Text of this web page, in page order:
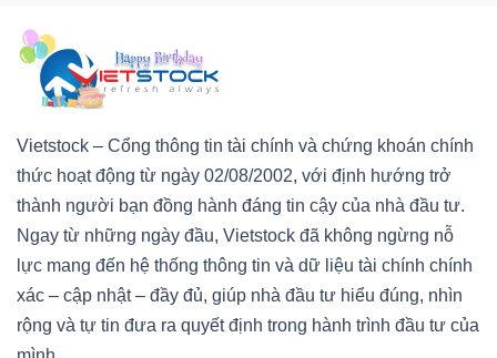
Vietstock – Cổng thông tin tài chính và chứng khoán chính
thức hoạt động từ ngày 02/08/2002, với định hướng trở
thành người bạn đồng hành đáng tin cậy của nhà đầu tư.
Ngay từ những ngày đầu, Vietstock đã không ngừng nỗ
lực mang đến hệ thống thông tin và dữ liệu tài chính chính
xác – cập nhật – đầy đủ, giúp nhà đầu tư hiểu đúng, nhìn
rộng và tự tin đưa ra quyết định trong hành trình đầu tư của